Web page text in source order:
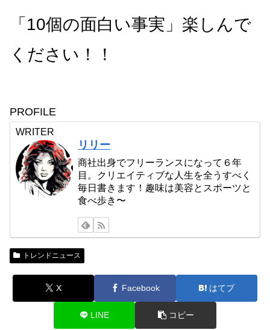
「10個の面白い事実」楽しんで
ください！！
PROFILE
WRITER
リリー
商社出身でフリーランスになって６年
目。クリエイティブな人生を全うすべく
毎日書きます！趣味は美容とスポーツと
食べ歩き〜
トレンドニュース
X Facebook はてブ
LINE コピー